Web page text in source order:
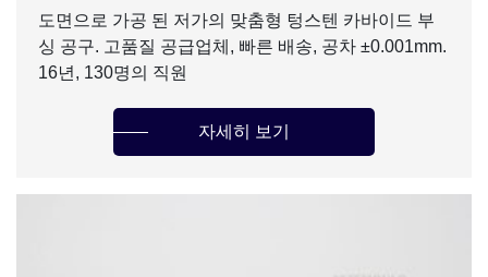
도면으로 가공 된 저가의 맞춤형 텅스텐 카바이드 부
싱 공구. 고품질 공급업체, 빠른 배송, 공차 ±0.001mm.
16년, 130명의 직원
자세히 보기